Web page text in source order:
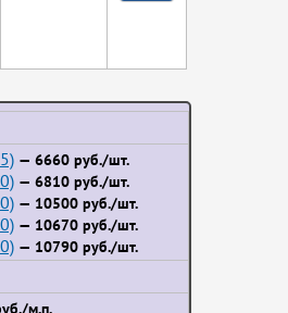
— 6660 руб./шт.
— 6810 руб./шт.
— 10500 руб./шт.
— 10670 руб./шт.
— 10790 руб./шт.
м.п.